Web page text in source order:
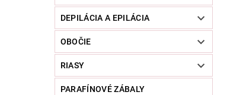
DEPILÁCIA A EPILÁCIA
OBOČIE
RIASY
PARAFÍNOVÉ ZÁBALY